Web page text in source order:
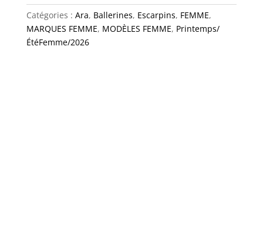
Catégories : Ara, Ballerines, Escarpins, FEMME,
MARQUES FEMME, MODÈLES FEMME, Printemps/
ÉtéFemme/2026